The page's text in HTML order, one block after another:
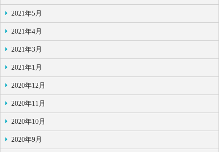
2021年5月
2021年4月
2021年3月
2021年1月
2020年12月
2020年11月
2020年10月
2020年9月